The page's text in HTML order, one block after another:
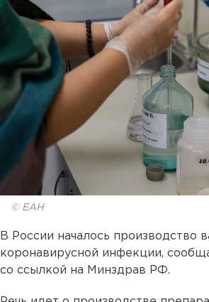
© ЕАН
В России началось производство
коронавирусной инфекции,
со ссылкой на Минздрав РФ.